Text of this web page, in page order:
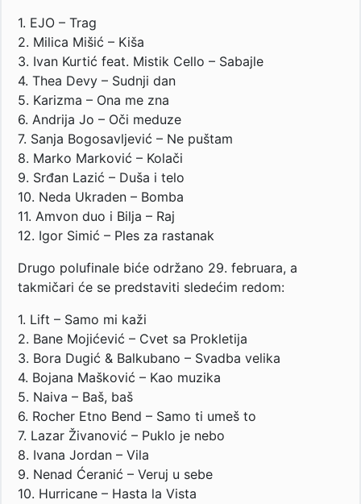
1. EJO – Trag
2. Milica Mišić – Kiša
3. Ivan Kurtić feat. Mistik Cello – Sabajle
4. Thea Devy – Sudnji dan
5. Karizma – Ona me zna
6. Andrija Jo – Oči meduze
7. Sanja Bogosavljević – Ne puštam
8. Marko Marković – Kolači
9. Srđan Lazić – Duša i telo
10. Neda Ukraden – Bomba
11. Amvon duo i Bilja – Raj
12. Igor Simić – Ples za rastanak
Drugo polufinale biće održano 29. februara, a
takmičari će se predstaviti sledećim redom:
1. Lift – Samo mi kaži
2. Bane Mojićević – Cvet sa Prokletija
3. Bora Dugić & Balkubano – Svadba velika
4. Bojana Mašković – Kao muzika
5. Naiva – Baš, baš
6. Rocher Etno Bend – Samo ti umeš to
7. Lazar Živanović – Puklo je nebo
8. Ivana Jordan – Vila
9. Nenad Ćeranić – Veruj u sebe
10. Hurricane – Hasta la Vista